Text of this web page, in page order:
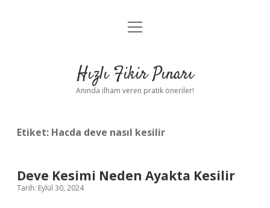
Anasayfa
Yasal Uyarı
menüyü
Hızlı Fikir Pınarı
Anında ilham veren pratik öneriler!
Etiket: Hacda deve nasıl kesilir
Deve Kesimi Neden Ayakta Kesilir
Tarih: Eylül 30, 2024